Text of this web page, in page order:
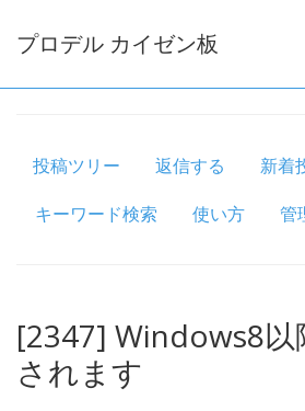
プロデル カイゼン板
投稿ツリー 返信する 新着
キーワード検索
使い方 管
[2347] Windows8以
されます